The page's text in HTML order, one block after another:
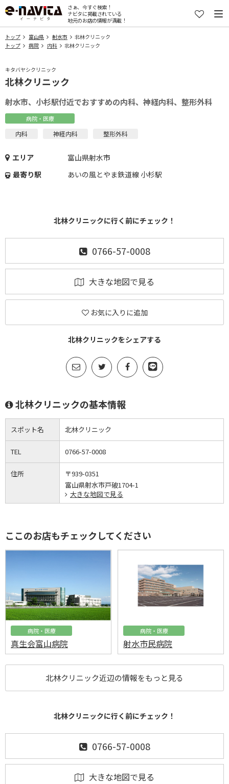
さぁ、今すぐ検索！
ナビタに掲載されている
地元のお店の情報が満載！
トップ 富山県 射水市
北林クリニック
トップ
病院 内科 北林クリニック
キタバヤシクリニック
北林クリニック
射水市、小杉駅付近でおすすめの内科、神経内科、整形外科
病院・医療
内科 神経内科 整形外科
エリア
富山県射水市
最寄り駅
あいの風とやま鉄道線 小杉駅
北林クリニックに行く前にチェック！
0766-57-0008
大きな地図で見る
お気に入りに追加
北林クリニックをシェアする
北林クリニックの基本情報
スポット名 北林クリニック
TEL 0766-57-0008
住所
〒939-0351
富山県射水市戸破1704-1
大きな地図で見る
ここのお店もチェックしてください
病院・医療
真生会富山病院
病院・医療
射水市民病院
北林クリニック近辺の情報をもっと見る
北林クリニックに行く前にチェック！
0766-57-0008
大きな地図で見る